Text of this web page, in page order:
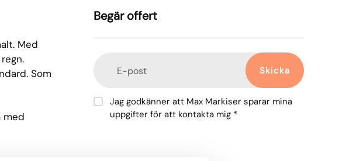
Begär offert
E-post Skicka
Jag godkänner att Max Markiser sparar mina
uppgifter för att kontakta mig *
Med
Som
med